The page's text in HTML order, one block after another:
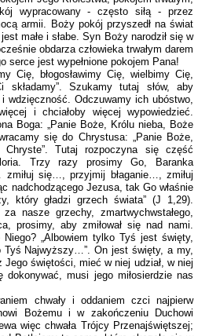
wypracowany - często siłą - przez
armii. Boży pokój przyszedł na świat
małe i słabe. Syn Boży narodził się w
obdarza człowieka trwałym darem
serce jest wypełnione pokojem Pana!
Cię, błogosławimy Cię, wielbimy Cię,
składamy”. Szukamy tutaj słów, aby
Odczuwamy ich ubóstwo,
i chciałoby więcej wypowiedzieć.
Boga: „Panie Boże, Królu nieba, Boże
się do Chrystusa: „Panie Boże,
Chryste”. Tutaj rozpoczyna się część
Trzy razy prosimy Go, Baranka
zmiłuj się…, przyjmij błaganie…, zmiłuj
nadchodzącego Jezusa, tak Go właśnie
który gładzi grzech świata” (J 1,29).
nasze grzechy, zmartwychwstałego,
prosimy, aby zmiłował się nad nami.
„Albowiem tylko Tyś jest święty,
Najwyższy…”. On jest święty, a my,
świętości, mieć w niej udział, w niej
dokonywać, musi jego miłosierdzie nas
chwały i oddaniem czci najpierw
Bożemu i w zakończeniu Duchowi
więc chwała Trójcy Przenajświętszej;